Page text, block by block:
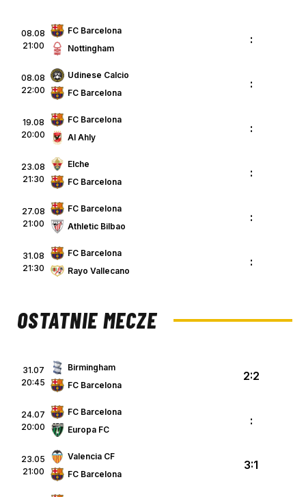
08.08
21:00
FC Barcelona
Nottingham
:
08.08
22:00
Udinese Calcio
FC Barcelona
:
19.08
20:00
FC Barcelona
Al Ahly
:
23.08
21:30
Elche
FC Barcelona
:
27.08
21:00
FC Barcelona
Athletic Bilbao
:
31.08
21:30
FC Barcelona
Rayo Vallecano
:
OSTATNIE MECZE
31.07
20:45
Birmingham
FC Barcelona
2:2
24.07
20:00
FC Barcelona
Europa FC
:
23.05
21:00
Valencia CF
FC Barcelona
3:1